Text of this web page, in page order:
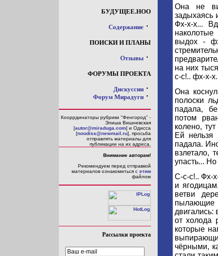
БУДУЩЕЕ.НОО
Содержание
ПОИСКИ И ПЛАНЫ
Отзывы
ФОРУМЫ ПРОЕКТА
Дискуссии
Форум Мирадуги
Кооррдинаторы рубрики "Фенгород" -
Элиша Вишневская
[autor@miraduga.com] и Одисса
[noodiss@newmail.ru], просьба
отправлять материалы для
публикации на их адреса.
Внимание авторам!
Рекомендуем перед отправкой
материалов ознакомиться с этим
файлом
Рассылки проекта
Она не
задыхаясь
Фх-х-х...
наколотые
выдох -
на них
с-с!.. фх-х-
Она
полоски
падала,
потом
колено,
Ей
падала.
взлетало,
упасть...
С-с-с!.. Фх-
и
ветви
от холода
которые
чёрными,